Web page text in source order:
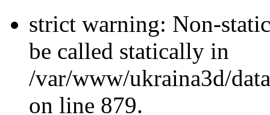
strict warning: Non-
be called statically in
/var/www/ukraina3d/
on line 879.